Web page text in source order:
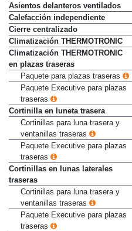
Asientos delanteros ventilados
Calefacción independiente
Cierre centralizado
Climatización THERMOTRONIC
Climatización THERMOTRONIC
en plazas traseras
Paquete para plazas traseras
Paquete Executive para plazas
traseras
Cortinilla en luneta trasera
Cortinillas para luna trasera y
ventanillas traseras
Paquete Executive para plazas
traseras
Cortinillas en lunas laterales
traseras
Cortinillas para luna trasera y
ventanillas traseras
Paquete Executive para plazas
traseras